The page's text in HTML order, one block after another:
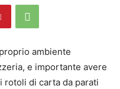
ambiente
e importante avere
rotoli di carta da parati